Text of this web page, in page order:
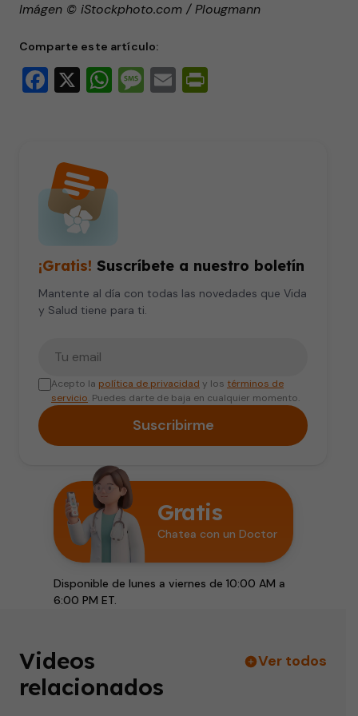
Imágen © iStockphoto.com / Plougmann
Comparte este artículo:
Facebook
X WhatsApp
Message
Email
¡Gratis! Suscríbete a nuestro boletín
Mantente al día con todas las novedades que Vida
y Salud tiene para ti.
Acepto la política de privacidad y los términos de
servicio. Puedes darte de baja en cualquier momento.
Suscribirme
Gratis
Chatea con un Doctor
Disponible de lunes a viernes de 10:00 AM a
6:00 PM ET.
Videos
relacionados
Ver todos